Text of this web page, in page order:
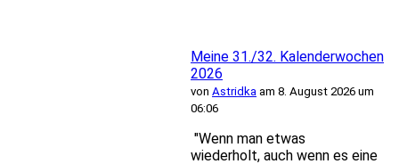
Meine 31./32. Kalenderwochen
2026
von Astridka am 8. August 2026 um
06:06
"Wenn man etwas
wiederholt, auch wenn es eine